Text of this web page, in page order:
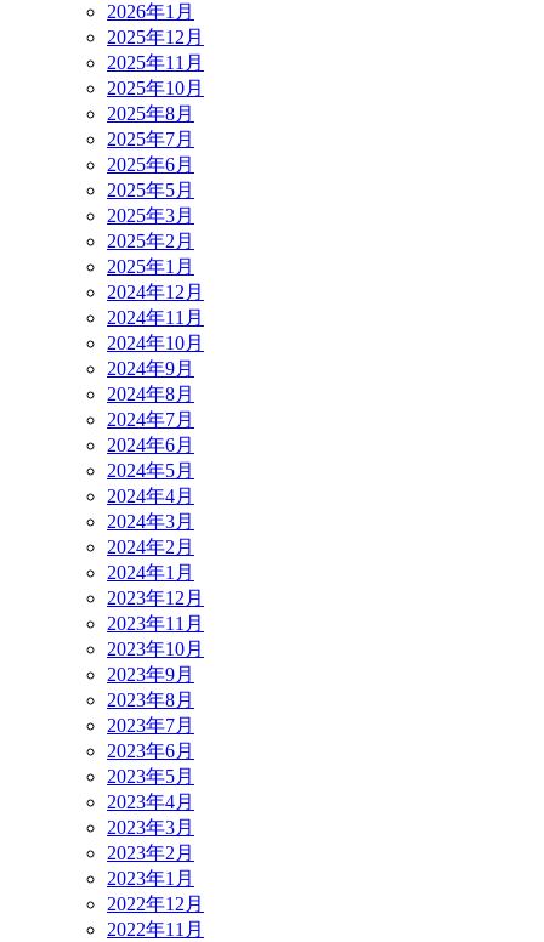
2026年1月
2025年12月
2025年11月
2025年10月
2025年8月
2025年7月
2025年6月
2025年5月
2025年3月
2025年2月
2025年1月
2024年12月
2024年11月
2024年10月
2024年9月
2024年8月
2024年7月
2024年6月
2024年5月
2024年4月
2024年3月
2024年2月
2024年1月
2023年12月
2023年11月
2023年10月
2023年9月
2023年8月
2023年7月
2023年6月
2023年5月
2023年4月
2023年3月
2023年2月
2023年1月
2022年12月
2022年11月